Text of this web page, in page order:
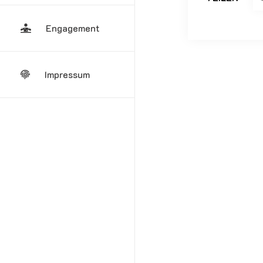
Engagement
Impressum